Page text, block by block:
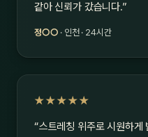
같아 신뢰가 갔습니다.”
정○○ · 인천 · 24시간
★★★★★
“스트레칭 위주로 시원하게